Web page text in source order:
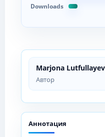
Marjona
Автор
Аннотация
Downloads